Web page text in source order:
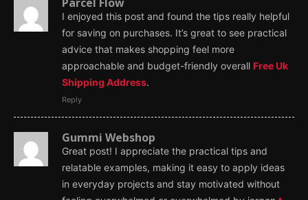
I enjoyed this post and found the tips really helpful
for saving on purchases. It’s great to see practical
advice that makes shopping feel more
approachable and budget-friendly overall Free Uk
Shipping Address.
Reply
Gummi Webshop
Great post! I appreciate the practical tips and
relatable examples, making it easy to apply ideas
in everyday projects and stay motivated without